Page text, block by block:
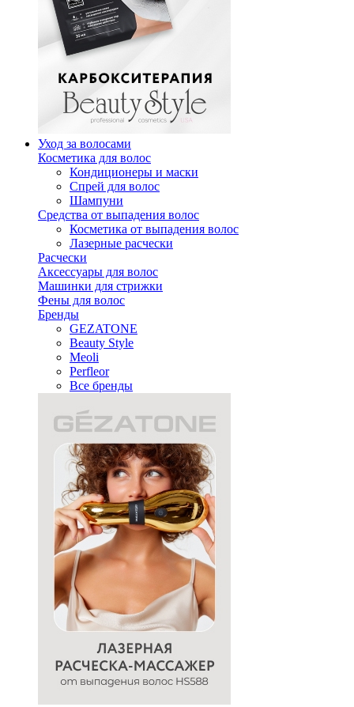
Уход за волосами
Косметика для волос
Кондиционеры и маски
Спрей для волос
Шампуни
Средства от выпадения волос
Косметика от выпадения волос
Лазерные расчески
Расчески
Аксессуары для волос
Машинки для стрижки
Фены для волос
Бренды
GEZATONE
Beauty Style
Meoli
Perfleor
Все бренды